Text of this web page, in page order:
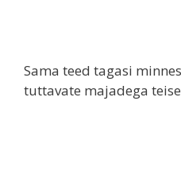
Sama teed tagasi
tuttavate majadega